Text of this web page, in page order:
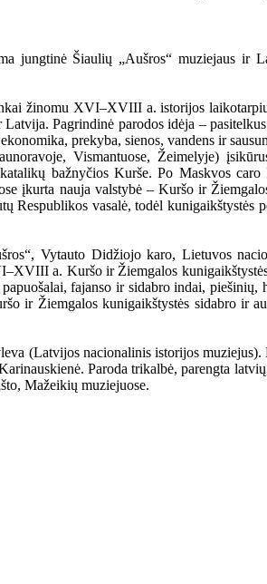
jungtinė Šiaulių „Aušros“ muziejaus ir
žinomu XVI–XVIII a. istorijos
Pagrindinė parodos idėja –
prekyba, sienos, vandens ir
Vismantuose, Žeimelyje)
bažnyčios Kurše. Po Maskvos
įkurta nauja valstybė – Kuršo ir
vasalė, todėl kunigaikštystės
Vytauto Didžiojo karo, Lietuvos
a. Kuršo ir Žiemgalos
fajanso ir sidabro indai,
ir Žiemgalos kunigaikštystės sidabro ir
(Latvijos nacionalinis istorijos
Paroda trikalbė, parengta
Mažeikių muziejuose.